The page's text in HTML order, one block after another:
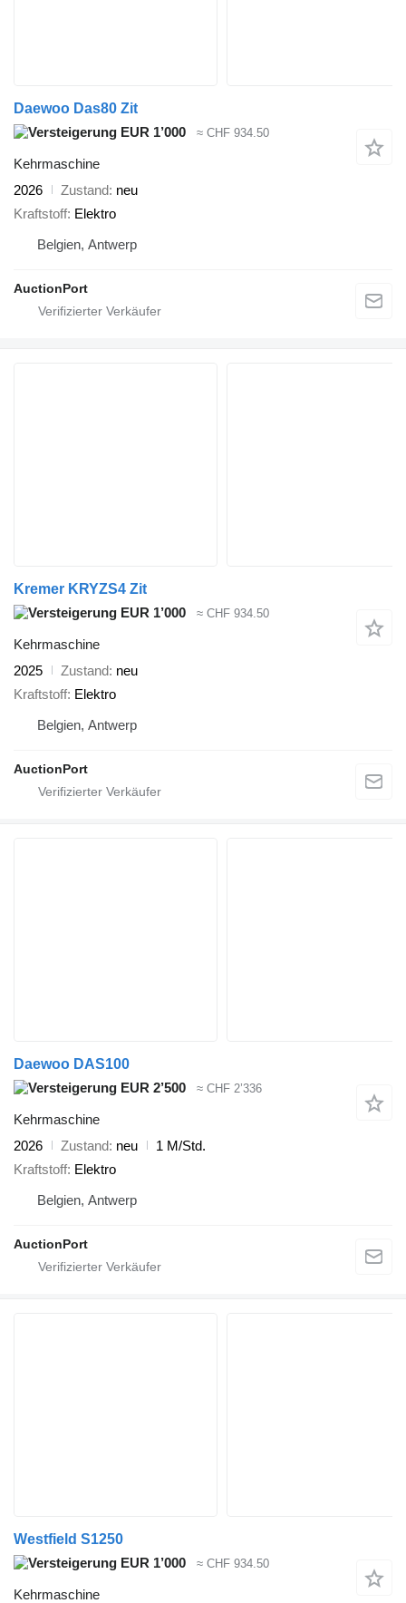
Daewoo Das80 Zit
EUR 1’000
≈ CHF 934.50
Kehrmaschine
2026
Zustand neu
Kraftstoff Elektro
Belgien, Antwerp
AuctionPort
Kremer KRYZS4 Zit
EUR 1’000
≈ CHF 934.50
Kehrmaschine
2025
Zustand neu
Kraftstoff Elektro
Belgien, Antwerp
AuctionPort
Daewoo DAS100
EUR 2’500
≈ CHF 2’336
Kehrmaschine
2026
Zustand neu
1 M/Std.
Kraftstoff Elektro
Belgien, Antwerp
AuctionPort
Westfield S1250
EUR 1’000
≈ CHF 934.50
Kehrmaschine